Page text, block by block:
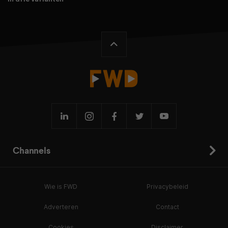
Channels
Wie is FWD Privacybeleid
Adverteren Contact